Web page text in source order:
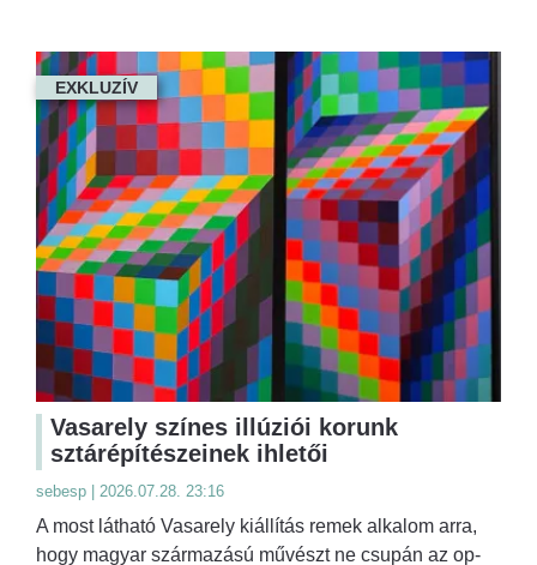
EXKLUZÍV
Vasarely színes illúziói korunk
sztárépítészeinek ihletői
sebesp | 2026.07.28. 23:16
A most látható Vasarely kiállítás remek alkalom arra,
hogy magyar származású művészt ne csupán az op-